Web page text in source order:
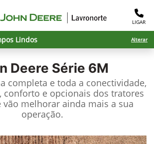
LIGAR
Lindos Alterar
Deere Série 6M
completa e toda a conectividade,
conforto e opcionais dos tratores
vão melhorar ainda mais a sua
operação.